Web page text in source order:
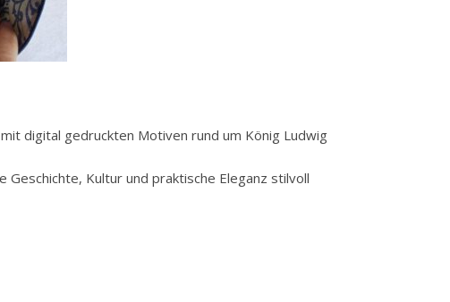
digital gedruckten Motiven rund um König Ludwig
Geschichte, Kultur und praktische Eleganz stilvoll